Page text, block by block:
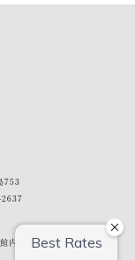
753
館内・施設